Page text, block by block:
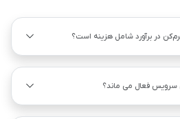
در برآورد شامل هزینه است؟
فعال می ماند؟